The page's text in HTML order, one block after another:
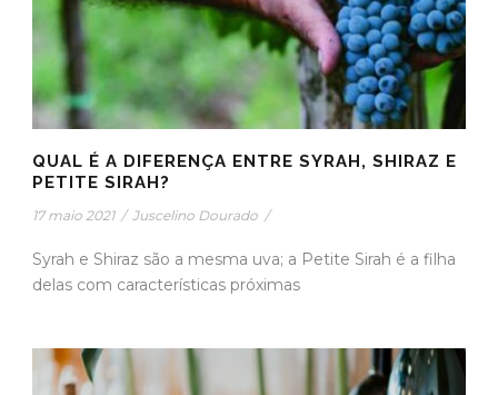
QUAL É A DIFERENÇA ENTRE SYRAH, SHIRAZ E
PETITE SIRAH?
17 maio 2021 / Juscelino Dourado /
Syrah e Shiraz são a mesma uva; a Petite Sirah é a filha
delas com características próximas